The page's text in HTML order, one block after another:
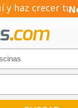
y haz crecer tu